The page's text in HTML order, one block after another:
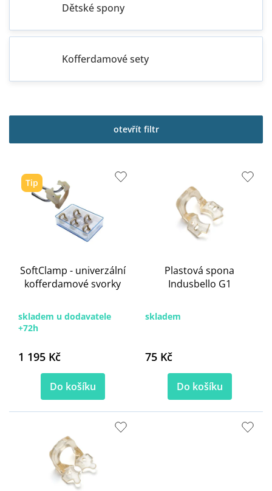
Dětské spony
Kofferdamové sety
otevřít filtr
ý
i
Tip
SoftClamp - univerzální
kofferdamové svorky
skladem u dodavatele
+72h
1 195 Kč
Do košíku
Plastová spona
Indusbello G1
skladem
75 Kč
Do košíku